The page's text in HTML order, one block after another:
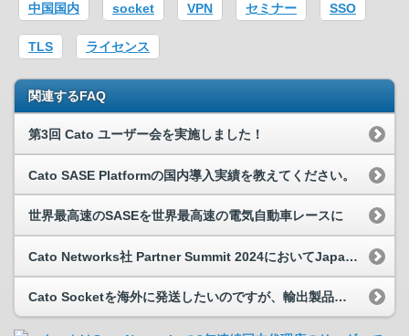
中国国内 socket VPN セミナー SSO
TLS ライセンス
関連するFAQ
第3回 Cato ユーザー会を実施しました！
Cato SASE Platformの国内導入実績を教えてください。
世界最高速のSASEを世界最高速の電気自動車レースに
Cato Networks社 Partner Summit 2024においてJapan Leading Distributor 2023を受賞
Cato Socketを海外に発送したいのですが、輸出製品該非判定証明（パラメーターシート）はどのように行うのでしょうか?